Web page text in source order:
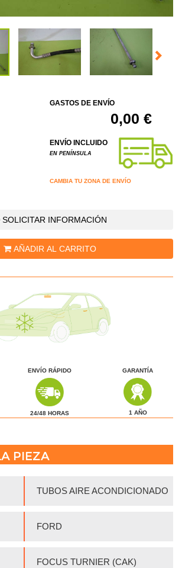
GASTOS DE ENVÍO
0,00 €
ENVÍO INCLUIDO
EN PENÍNSULA
CAMBIA TU ZONA DE ENVÍO
SOLICITAR INFORMACIÓN
AÑADIR AL CARRITO
ENVÍO RÁPIDO
24/48 HORAS
GARANTÍA
1 AÑO
PIEZA
TUBOS AIRE ACONDICIONADO
FORD
FOCUS TURNIER (CAK)